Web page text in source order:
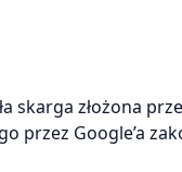
złożona
przez Google’a